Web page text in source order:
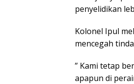
penyelidikan
Kolonel Ipul
mencegah
” Kami tetap
apapun di